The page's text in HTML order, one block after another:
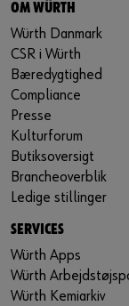
OM WÜRTH
Würth Danmark
CSR i Würth
Bæredygtighed
Compliance
Presse
Kulturforum
Butiksoversigt
Brancheoverblik
Ledige stillinger
SERVICES
Würth Apps
Würth
Würth Kemiarkiv